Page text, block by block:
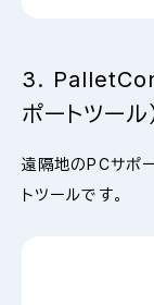
3.
ポートツール
遠隔地のPCサポ
トツールです。